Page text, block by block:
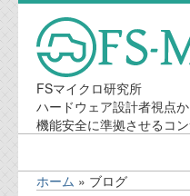
FSマイクロ研究所
ハードウェア設計者視点
機能安全に準拠させるコ
ホーム » ブログ